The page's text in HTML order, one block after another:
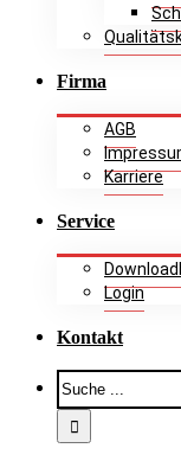
Firma
AGB
Karriere
Service
Login
Kontakt